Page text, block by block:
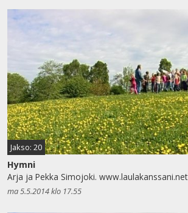
Jakso: 20
Hymni
Arja ja Pekka Simojoki. www.laulakanssani.net
ma 5.5.2014 klo 17.55